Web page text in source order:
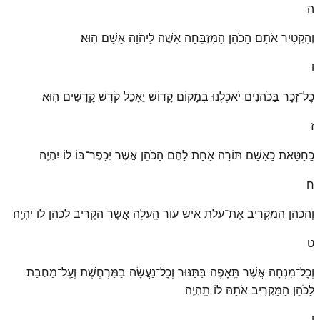
ה
וְהִקְטִיר אֹתָם הַכֹּהֵן הַמִּזְבֵּחָה אִשֶּׁה לַיהֹוָה אָשָׁם הֽוּא׃
ו
כׇּל־זָכָר בַּכֹּהֲנִים יֹאכְלֶנּוּ בְּמָקוֹם קָדוֹשׁ יֵאָכֵל קֹדֶשׁ קׇֽדָשִׁים הֽוּא׃
ז
כַּֽחַטָּאת כָּֽאָשָׁם תּוֹרָה אַחַת לָהֶם הַכֹּהֵן אֲשֶׁר יְכַפֶּר־בּוֹ לוֹ יִהְיֶֽה׃
ח
וְהַכֹּהֵן הַמַּקְרִיב אֶת־עֹלַת אִישׁ עוֹר הָֽעֹלָה אֲשֶׁר הִקְרִיב לַכֹּהֵן לוֹ יִהְיֶֽה׃
ט
וְכׇל־מִנְחָה אֲשֶׁר תֵּֽאָפֶה בַּתַּנּוּר וְכׇל־נַעֲשָׂה בַמַּרְחֶשֶׁת וְעַֽל־מַחֲבַת
לַכֹּהֵן הַמַּקְרִיב אֹתָהּ לוֹ תִֽהְיֶֽה׃